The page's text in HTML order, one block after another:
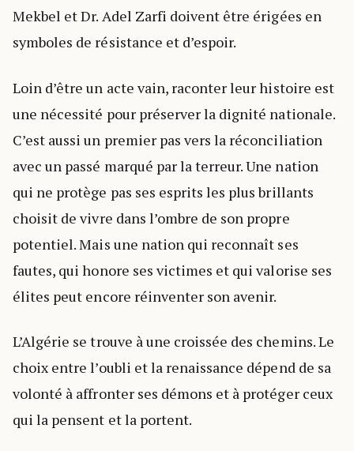
Mekbel et Dr. Adel Zarfi doivent être érigées en
symboles de résistance et d’espoir.
Loin d’être un acte vain, raconter leur histoire est
une nécessité pour préserver la dignité nationale.
C’est aussi un premier pas vers la réconciliation
avec un passé marqué par la terreur. Une nation
qui ne protège pas ses esprits les plus brillants
choisit de vivre dans l’ombre de son propre
potentiel. Mais une nation qui reconnaît ses
fautes, qui honore ses victimes et qui valorise ses
élites peut encore réinventer son avenir.
L’Algérie se trouve à une croissée des chemins. Le
choix entre l’oubli et la renaissance dépend de sa
volonté à affronter ses démons et à protéger ceux
qui la pensent et la portent.